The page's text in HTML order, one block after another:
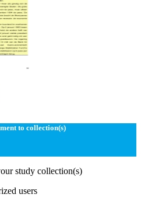
to collection(s)
study collection(s)
users